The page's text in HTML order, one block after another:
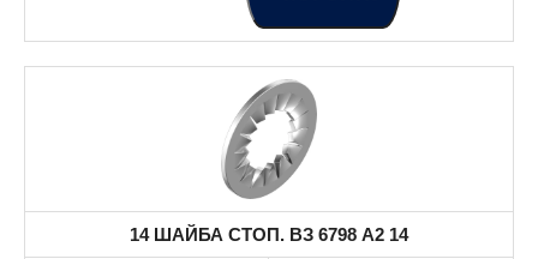
14 ШАЙБА СТОП. ВЗ 6798 A2 14